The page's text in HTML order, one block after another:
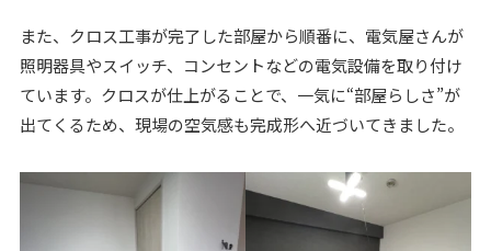
また、クロス工事が完了した部屋から順番に、電気屋さんが
照明器具やスイッチ、コンセントなどの電気設備を取り付け
ています。クロスが仕上がることで、一気に“部屋らしさ”が
出てくるため、現場の空気感も完成形へ近づいてきました。